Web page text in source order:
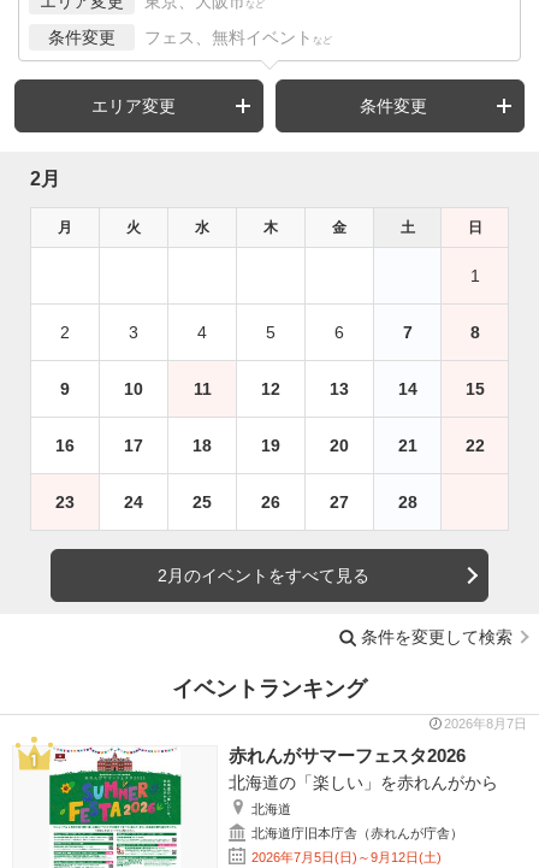
など
条件変更 フェス、無料イベント など
エリア変更 条件変更
2月
月 火 水 木 金 土 日
1
2 3 4 5 6 7 8
9 10 11 12 13 14 15
16 17 18 19 20 21 22
23 24 25 26 27 28
2月のイベントをすべて見る
条件を変更して検索
イベントランキング
2026年8月7日
赤れんがサマーフェスタ2026
北海道の「楽しい」を赤れんがから
北海道
北海道庁旧本庁舎（赤れんが庁舎）
2026年7月5日(日)～9月12日(土)